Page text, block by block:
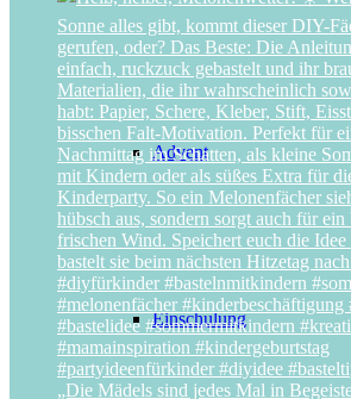
Advent
Einschulung
„Die Mädels sind jedes Mal in